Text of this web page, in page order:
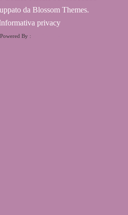
daBlossom Themes.
privacy
Powered By :